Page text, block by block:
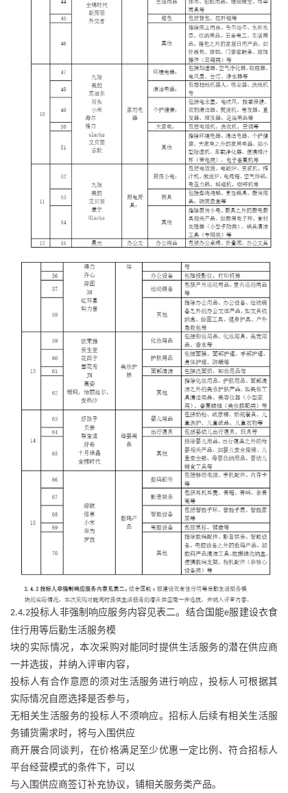
2.4.2投标人非强制响应服务内容见表二。结合国能e服建设衣食
住行用等后勤生活服务模
块的实际情况，本次采购对能同时提供生活服务的潜在供应商
一并选拔，并纳入评审内容，
投标人有合作意愿的须对生活服务进行响应，投标人可根据其
实际情况自愿选择是否参与，
无相关生活服务的投标人不须响应。招标人后续有相关生活服
务铺货需求时，将与入围供应
商开展合同谈判，在价格满足至少优惠一定比例、符合招标人
平台经营模式的条件下，可以
与入围供应商签订补充协议，铺相关服务类产品。